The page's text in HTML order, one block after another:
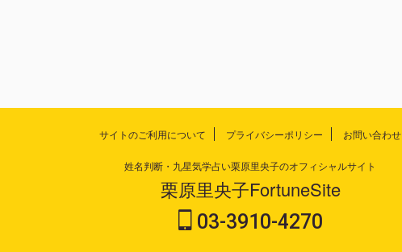
サイトのご利用について プライバシーポリシー お問い合わせ
姓名判断・九星気学占い栗原里央子のオフィシャルサイト
栗原里央子FortuneSite
03-3910-4270